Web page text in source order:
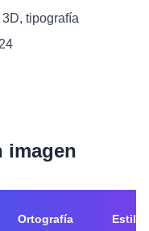
tipografía
imagen
Ortografía
Estilos